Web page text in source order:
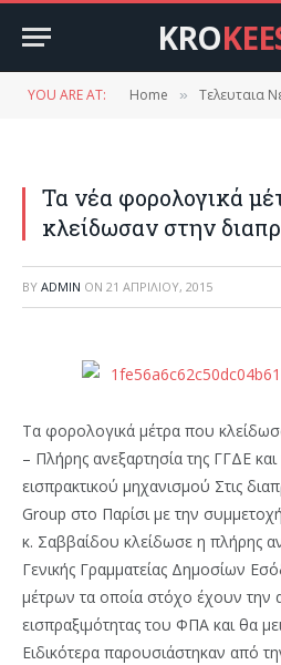
KRO
YOU ARE AT: Home » Τελευταια
Τα νέα φορολογικά
κλείδωσαν στην
BY ADMIN ON 21 ΑΠΡΙΛΊΟΥ, 2015
Τα φορολογικά μέτρα που
– Πλήρης ανεξαρτησία της ΓΓΔΕ
εισπρακτικού μηχανισμού Στις
Group στο Παρίσι με την
κ. Σαββαίδου κλείδωσε η πλήρης
Γενικής Γραμματείας Δημοσίων
μέτρων τα οποία στόχο έχουν την
εισπραξιμότητας του ΦΠΑ και θα
Ειδικότερα παρουσιάστηκαν από